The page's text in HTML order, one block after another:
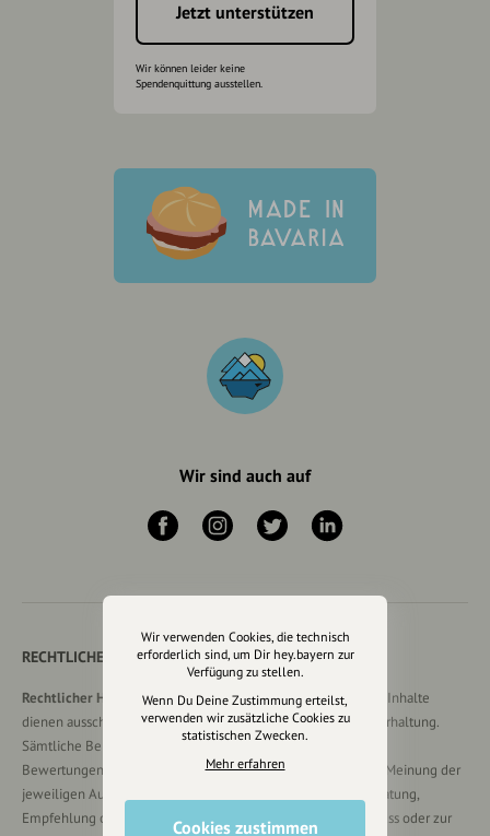
Jetzt unterstützen
Wir können leider keine
Spendenquittung ausstellen.
Wir sind auch auf
RECHTLICHER HINWEIS UND TRANSPARENZHINWEIS
Rechtlicher Hinweis:Die auf dieser Website veröffentlichten Inhalte
dienen ausschließlich der allgemeinen Information und Unterhaltung.
Sämtliche Beiträge, Gastartikel, Kommentare, Empfehlungen,
Bewertungen oder Verlinkungen spiegeln ausschließlich die Meinung der
jeweiligen Autoren wider und stellen keine verbindliche Beratung,
Empfehlung oder Aufforderung zum Erwerb, Verkauf, Abschluss oder zur
Wir verwenden Cookies, die technisch
erforderlich sind, um Dir hey.bayern zur
Verfügung zu stellen.
Wenn Du Deine Zustimmung erteilst,
verwenden wir zusätzliche Cookies zu
statistischen Zwecken.
Mehr erfahren
Cookies zustimmen